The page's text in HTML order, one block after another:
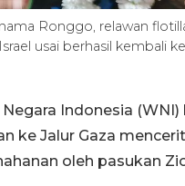
Ronggo, relawan
usai berhasil kembali
Indonesia
ke Jalur Gaza
oleh pasukan